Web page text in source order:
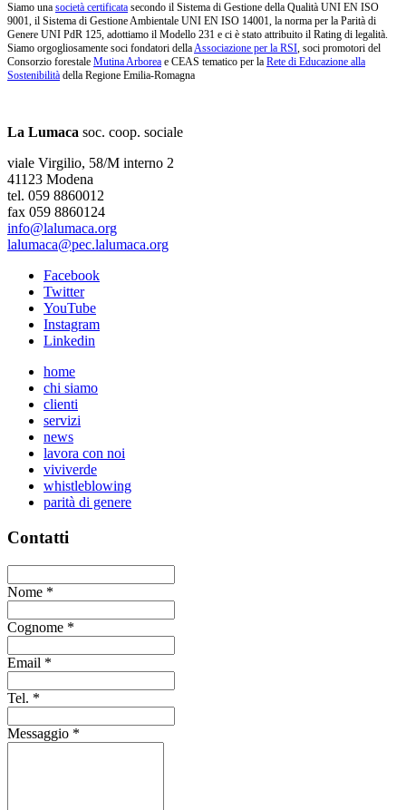
Siamo una società certificata secondo il Sistema di Gestione della Qualità UNI EN ISO
9001, il Sistema di Gestione Ambientale UNI EN ISO 14001, la norma per la Parità di
Genere UNI PdR 125, adottiamo il Modello 231 e ci è stato attribuito il Rating di legalità.
Siamo orgogliosamente soci fondatori dellaAssociazione per la RSI, soci promotori del
Consorzio forestale Mutina Arborea e CEAS tematico per la Rete di Educazione alla
Sostenibilità della Regione Emilia-Romagna
La Lumaca soc. coop. sociale
viale Virgilio, 58/M interno 2
41123 Modena
tel. 059 8860012
fax 059 8860124
info@lalumaca.org
lalumaca@pec.lalumaca.org
Facebook
Twitter
YouTube
Instagram
Linkedin
home
chi siamo
clienti
servizi
news
lavora con noi
viviverde
whistleblowing
parità di genere
Contatti
Nome *
Cognome *
Email *
Tel. *
Messaggio *